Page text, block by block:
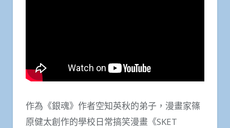
作為《銀魂》作者空知英秋的弟子，漫畫家篠
原健太創作的學校日常搞笑漫畫《SKET